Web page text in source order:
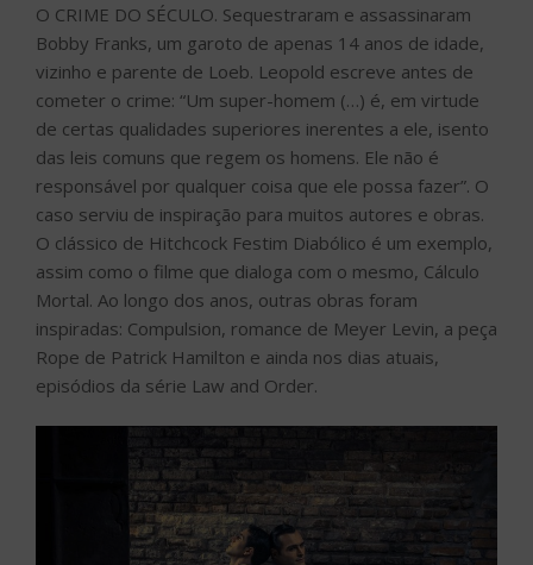
O CRIME DO SÉCULO. Sequestraram e assassinaram
Bobby Franks, um garoto de apenas 14 anos de idade,
vizinho e parente de Loeb. Leopold escreve antes de
cometer o crime: “Um super-homem (…) é, em virtude
de certas qualidades superiores inerentes a ele, isento
das leis comuns que regem os homens. Ele não é
responsável por qualquer coisa que ele possa fazer”. O
caso serviu de inspiração para muitos autores e obras.
O clássico de Hitchcock Festim Diabólico é um exemplo,
assim como o filme que dialoga com o mesmo, Cálculo
Mortal. Ao longo dos anos, outras obras foram
inspiradas: Compulsion, romance de Meyer Levin, a peça
Rope de Patrick Hamilton e ainda nos dias atuais,
episódios da série Law and Order.